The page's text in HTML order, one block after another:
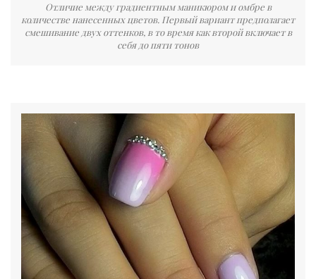
Отличие между градиентным маникюром и омбре в
количестве нанесенных цветов. Первый вариант предполагает
смешивание двух оттенков, в то время как второй включает в
себя до пяти тонов